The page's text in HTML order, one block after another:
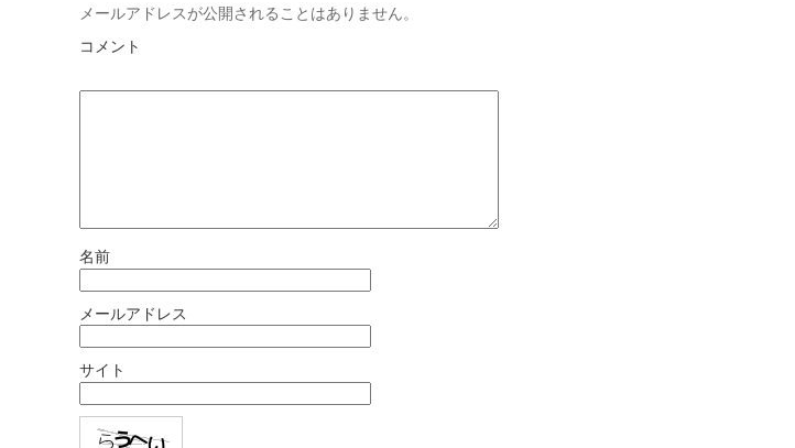
メールアドレスが公開されることはありません。
コメント
名前
メールアドレス
サイト